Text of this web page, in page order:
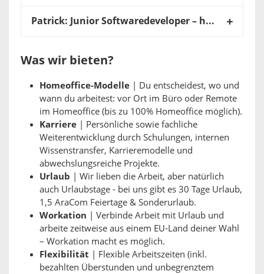
Patrick: Junior Softwaredeveloper – heute: Professional
Was wir bieten?
Homeoffice-Modelle | Du entscheidest, wo und
wann du arbeitest: vor Ort im Büro oder Remote
im Homeoffice (bis zu 100% Homeoffice möglich).
Karriere | Persönliche sowie fachliche
Weiterentwicklung durch Schulungen, internen
Wissenstransfer, Karrieremodelle und
abwechslungsreiche Projekte.
Urlaub | Wir lieben die Arbeit, aber natürlich
auch Urlaubstage - bei uns gibt es 30 Tage Urlaub,
1,5 AraCom Feiertage & Sonderurlaub.
Workation | Verbinde Arbeit mit Urlaub und
arbeite zeitweise aus einem EU-Land deiner Wahl
– Workation macht es möglich.
Flexibilität | Flexible Arbeitszeiten (inkl.
bezahlten Überstunden und unbegrenztem